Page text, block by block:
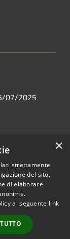
07/2025
• Comune di
• Powered by
•
Accesso
×
strettamente
del sito,
di elaborare
al seguente link